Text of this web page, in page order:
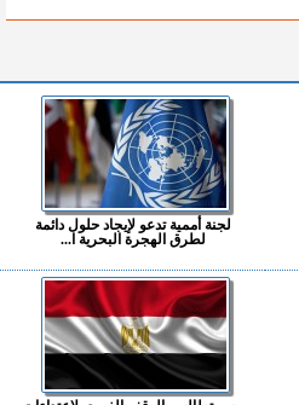
لجنة أممية تدعو لإيجاد حلول دائمة
لطرق الهجرة البحرية ا...